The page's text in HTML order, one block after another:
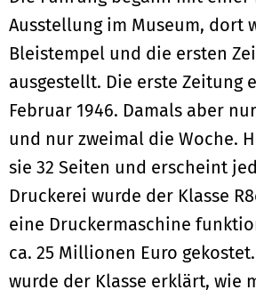
Ausstellung im Museum, dort
Bleistempel und die ersten
ausgestellt. Die erste Zeitung
Februar 1946. Damals aber
und nur zweimal die Woche.
sie 32 Seiten und erscheint
Druckerei wurde der Klasse
eine Druckermaschine
ca. 25 Millionen Euro
wurde der Klasse erklärt, wie